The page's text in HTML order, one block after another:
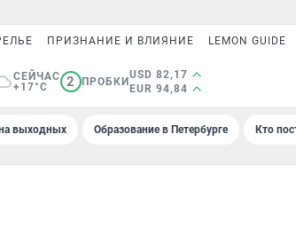
ПРИЗНАНИЕ И ВЛИЯНИЕ LEMON GUIDE
СЕЙЧАС
+17°C
2 ПРОБКИ
USD 82,17
EUR 94,84
выходных Образование в Петербурге Кто